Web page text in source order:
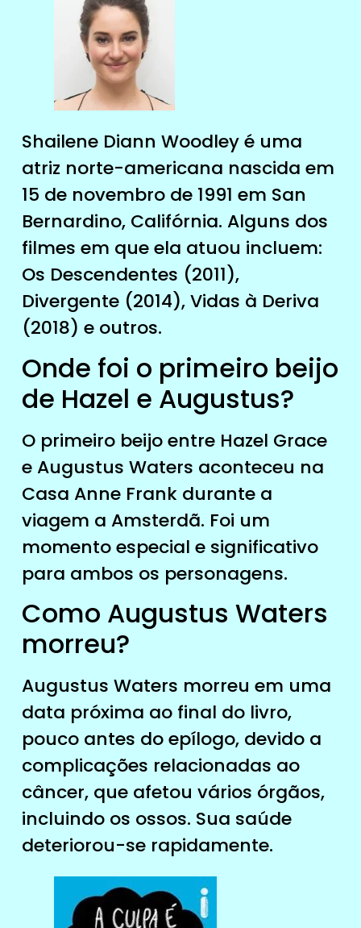
Shailene Diann Woodley é uma
atriz norte-americana nascida em
15 de novembro de 1991 em San
Bernardino, Califórnia. Alguns dos
filmes em que ela atuou incluem:
Os Descendentes (2011),
Divergente (2014), Vidas à Deriva
(2018) e outros.
Onde foi o primeiro beijo
de Hazel e Augustus?
O primeiro beijo entre Hazel Grace
e Augustus Waters aconteceu na
Casa Anne Frank durante a
viagem a Amsterdã. Foi um
momento especial e significativo
para ambos os personagens.
Como Augustus Waters
morreu?
Augustus Waters morreu em uma
data próxima ao final do livro,
pouco antes do epílogo, devido a
complicações relacionadas ao
câncer, que afetou vários órgãos,
incluindo os ossos. Sua saúde
deteriorou-se rapidamente.